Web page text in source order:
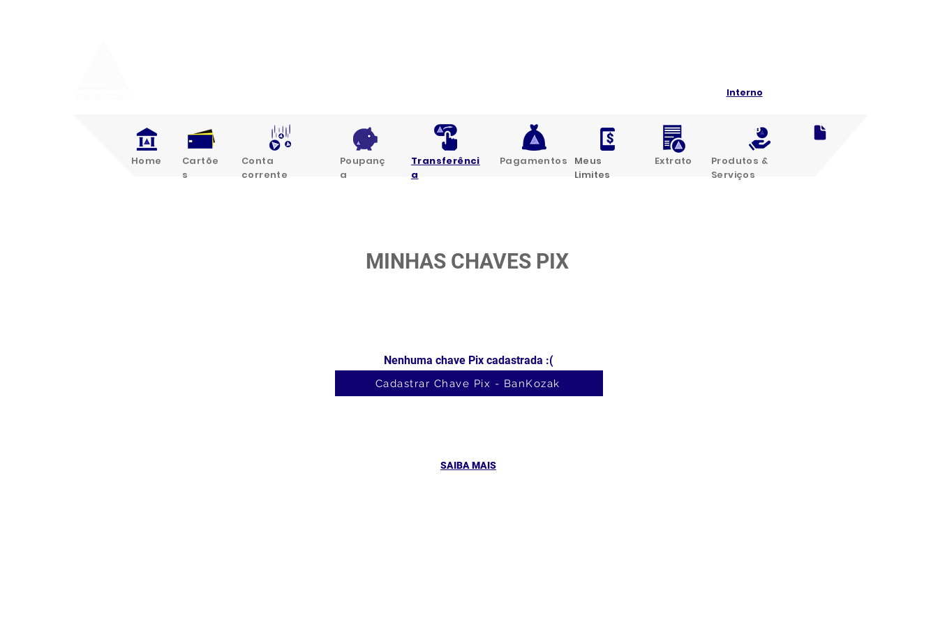
Interno
Home
Produtos &
Serviços
Cartõe
s
Conta
corrente
Poupanç
a
Transferênci
a
Pagamentos Extrato
Meus
Limites
MINHAS CHAVES PIX
Nenhuma chave Pix cadastrada :(
Cadastrar Chave Pix - BanKozak
SAIBA MAIS